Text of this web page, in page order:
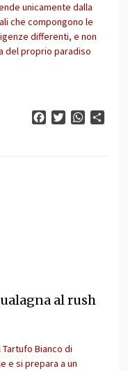
unicamente dalla
che compongono le
differenti, e non
del proprio paradiso
FacebookTwitter
al rush
Bianco di
e si prepara a un